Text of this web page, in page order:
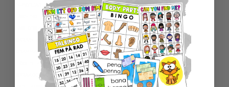
NYBÖRJARTRÄNING
LÄSFÖRSTÅELSE
GRAMMATIK OCH RÄTTSTAVNING
HÖGFREKVENTA ORD
SPRÅK OCH BEGREPP